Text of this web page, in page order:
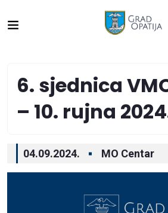
6. sjednica
– 10. rujna
04.09.2024. MO Centar